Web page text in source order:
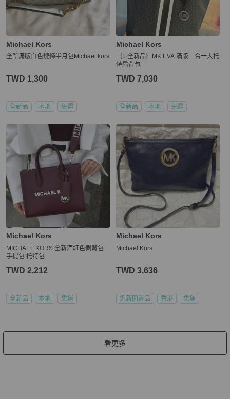
Michael Kors
全新滿版白色鏈條半月包Michael kors
TWD 1,300
全新品 本地 免運
Michael Kors
｛✨全新品｝MK EVA 滿版二合一大托
特肩背包
TWD 7,030
全新品 本地 免運
Michael Kors
MICHAEL KORS 全新酒紅色側背包
手提包 托特包
TWD 2,212
全新品 本地 免運
Michael Kors
Michael Kors
TWD 3,636
近新閒置品 香港 免運
看更多